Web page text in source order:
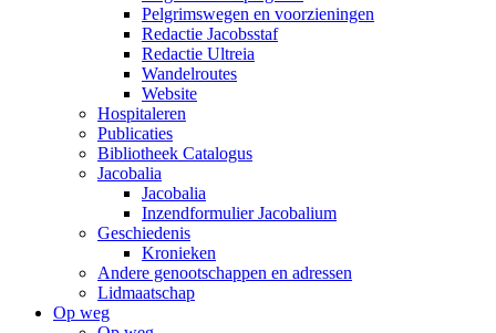
Pelgrimswegen en voorzieningen
Redactie Jacobsstaf
Redactie Ultreia
Wandelroutes
Website
Hospitaleren
Publicaties
Bibliotheek Catalogus
Jacobalia
Jacobalia
Inzendformulier Jacobalium
Geschiedenis
Kronieken
Andere genootschappen en adressen
Lidmaatschap
Op weg